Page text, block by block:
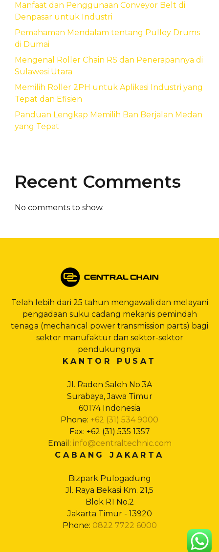
Manfaat dan Penggunaan Conveyor Belt di
Denpasar untuk Industri
Pemahaman Mendalam tentang Pulley Drums
di Dumai
Mengenal Roller Chain RS dan Penerapannya di
Sulawesi Utara
Memilih Roller 2PH untuk Aplikasi Industri yang
Tepat dan Efisien
Panduan Lengkap Memilih Ban Berjalan Medan
yang Tepat
Recent Comments
No comments to show.
Telah lebih dari 25 tahun mengawali dan melayani
pengadaan suku cadang mekanis pemindah
tenaga (mechanical power transmission parts) bagi
sektor manufaktur dan sektor-sektor
pendukungnya.
KANTOR PUSAT
Jl. Raden Saleh No.3A
Surabaya, Jawa Timur
60174 Indonesia
Phone: +62 (31) 534 9000
Fax: +62 (31) 535 1357
Email: info@centraltechnic.com
CABANG JAKARTA
Bizpark Pulogadung
Jl. Raya Bekasi Km. 21,5
Blok R1 No.2
Jakarta Timur - 13920
Phone: 0822 7722 6000